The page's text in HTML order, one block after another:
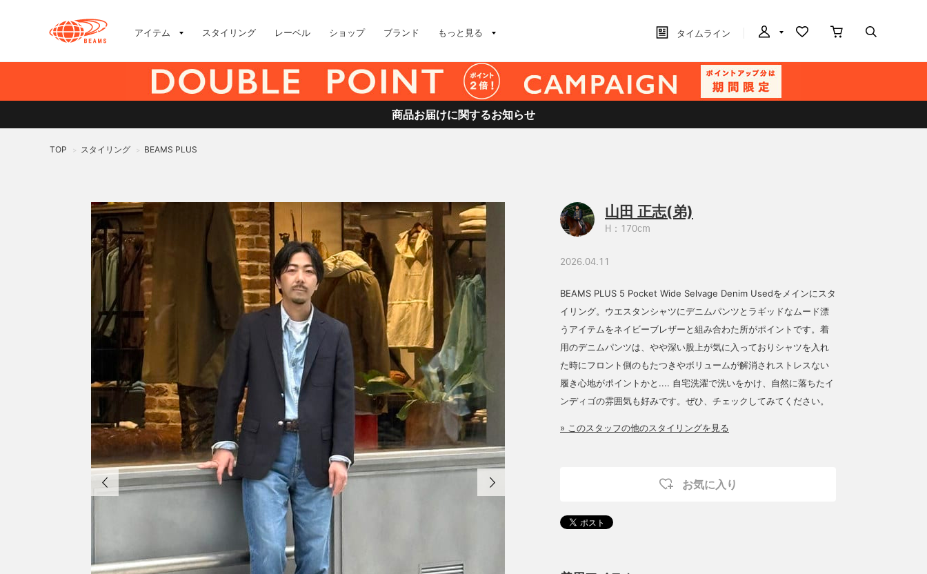
アイテム スタイリング レーベル ショップ ブランド もっと見る タイムライン
商品お届けに関するお知らせ
TOP > スタイリング > BEAMS PLUS
山田 正志(弟)
H：170cm
2026.04.11
BEAMS PLUS 5 Pocket Wide Selvage Denim Usedをメインにスタ
イリング。ウエスタンシャツにデニムパンツとラギッドなムード漂
うアイテムをネイビーブレザーと組み合わた所がポイントです。着
用のデニムパンツは、やや深い股上が気に入っておりシャツを入れ
た時にフロント側のもたつきやボリュームが解消されストレスない
履き心地がポイントかと.... 自宅洗濯で洗いをかけ、自然に落ちたイ
ンディゴの雰囲気も好みです。ぜひ、チェックしてみてください。
» このスタッフの他のスタイリングを見る
お気に入り